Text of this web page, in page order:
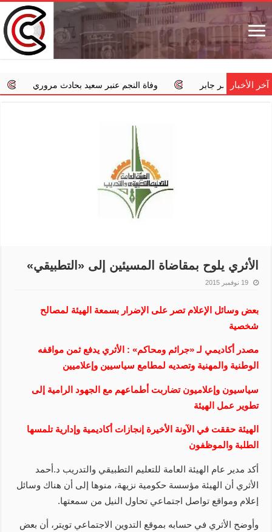
آخر الأخبار
جابر وفاة النجم عنبر سعيد بحادث مروري
الأثري يلوح بمقاضاة المسيئين إلى «التطبيقي»
19 نوفمبر 2015
بعض وسائل الإعلام تصر على الإضرار بسمعة الهيئة لمصالح
شخصية
مصدر أكاديمي لـ «جرائم ومحاكم» : الأثري يدفع ثمن مواقفه
الوطنية والمهنية وتصديه لمطامع سياسيين وإعلاميين
سياسيون وإعلاميون تضاربت أطماعهم مع الجهود الرامية إلى
تطوير عمل الهيئة
الهيئة حققت في الآونة الأخيرة إنجازات أكاديمية وإدارية تلمسها
الطلبة والموظفون
أكد ‏مدير عام الهيئة العامة للتعليم التطبيقي والتدريب د.أحمد
الأثري أن الهيئة مؤسسة حكومية نزيهة، منوها إلى أن هناك وسائل
إعلام ومواقع تواصل اجتماعي تحاول النيل من سمعتها.
وأوضح الأثري في حسابه بموقع التدوين الاجتماعي تويتر، أن بعض